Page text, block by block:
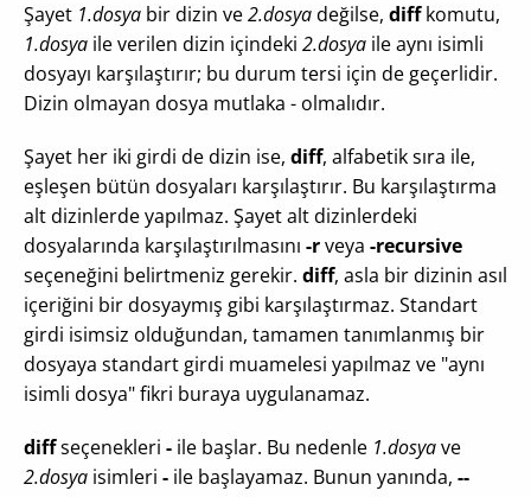
Şayet 1.dosya bir dizin ve2.dosyadeğilse, diffkomutu,
1.dosya ile verilen dizin içindeki 2.dosya ile aynı isimli
dosyayı karşılaştırır; bu durum tersi için de geçerlidir.
Dizin olmayan dosya mutlaka - olmalıdır.
Şayet her iki girdi de dizin ise, diff, alfabetik sıra ile,
eşleşen bütün dosyaları karşılaştırır. Bu karşılaştırma
alt dizinlerde yapılmaz. Şayet alt dizinlerdeki
dosyalarında karşılaştırılmasını -rveya -recursive
seçeneğini belirtmeniz gerekir. diff, asla bir dizinin asıl
içeriğini bir dosyaymış gibi karşılaştırmaz. Standart
girdi isimsiz olduğundan, tamamen tanımlanmış bir
dosyaya standart girdi muamelesi yapılmaz ve "aynı
isimli dosya" fikri buraya uygulanamaz.
diffseçenekleri - ile başlar. Bu nedenle 1.dosyave
2.dosya isimleri - ile başlayamaz. Bunun yanında, --